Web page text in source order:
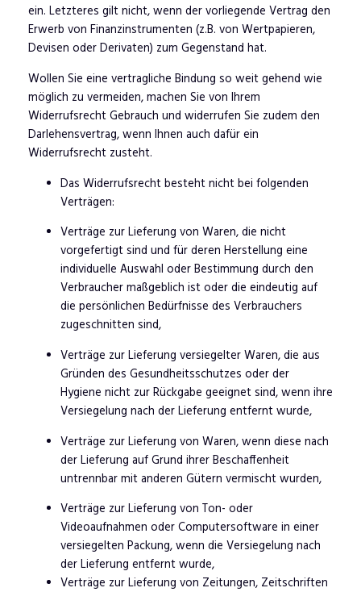
ein. Letzteres gilt nicht, wenn der vorliegende Vertrag den
Erwerb von Finanzinstrumenten (z.B. von Wertpapieren,
Devisen oder Derivaten) zum Gegenstand hat.
Wollen Sie eine vertragliche Bindung so weit gehend wie
möglich zu vermeiden, machen Sie von Ihrem
Widerrufsrecht Gebrauch und widerrufen Sie zudem den
Darlehensvertrag, wenn Ihnen auch dafür ein
Widerrufsrecht zusteht.
Das Widerrufsrecht besteht nicht bei folgenden
Verträgen:
Verträge zur Lieferung von Waren, die nicht
vorgefertigt sind und für deren Herstellung eine
individuelle Auswahl oder Bestimmung durch den
Verbraucher maßgeblich ist oder die eindeutig auf
die persönlichen Bedürfnisse des Verbrauchers
zugeschnitten sind,
Verträge zur Lieferung versiegelter Waren, die aus
Gründen des Gesundheitsschutzes oder der
Hygiene nicht zur Rückgabe geeignet sind, wenn ihre
Versiegelung nach der Lieferung entfernt wurde,
Verträge zur Lieferung von Waren, wenn diese nach
der Lieferung auf Grund ihrer Beschaffenheit
untrennbar mit anderen Gütern vermischt wurden,
Verträge zur Lieferung von Ton- oder
Videoaufnahmen oder Computersoftware in einer
versiegelten Packung, wenn die Versiegelung nach
der Lieferung entfernt wurde,
Verträge zur Lieferung von Zeitungen, Zeitschriften